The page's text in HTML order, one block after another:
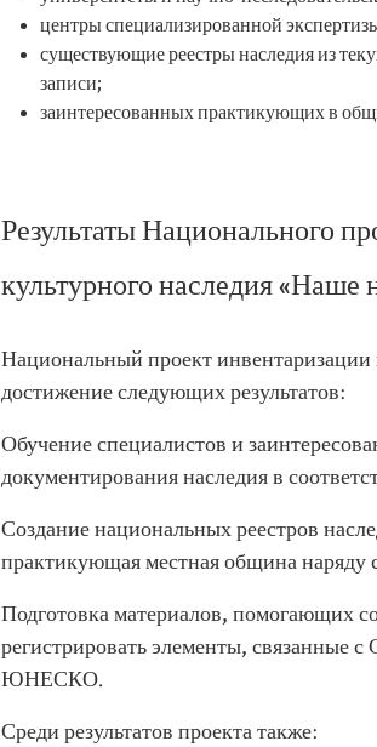
центры специализированной
существующие реестры наследия из
записи;
заинтересованных практикующих в
Результаты Национального
культурного наследия «Наше
Национальный проект инвентаризации
достижение следующих результатов:
Обучение специалистов и
документирования наследия в
Создание национальных реестров
практикующая местная община наряду
Подготовка материалов, помогающих
регистрировать элементы, связанные
ЮНЕСКО.
Среди результатов проекта также: